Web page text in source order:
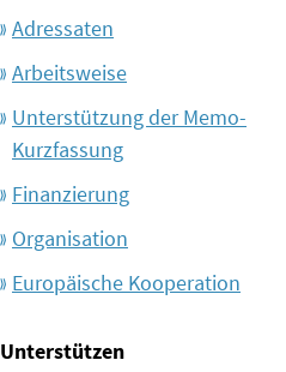
Adressaten
Arbeitsweise
Unterstützung der Memo-
Kurzfassung
Finanzierung
Organisation
Europäische Kooperation
Unterstützen